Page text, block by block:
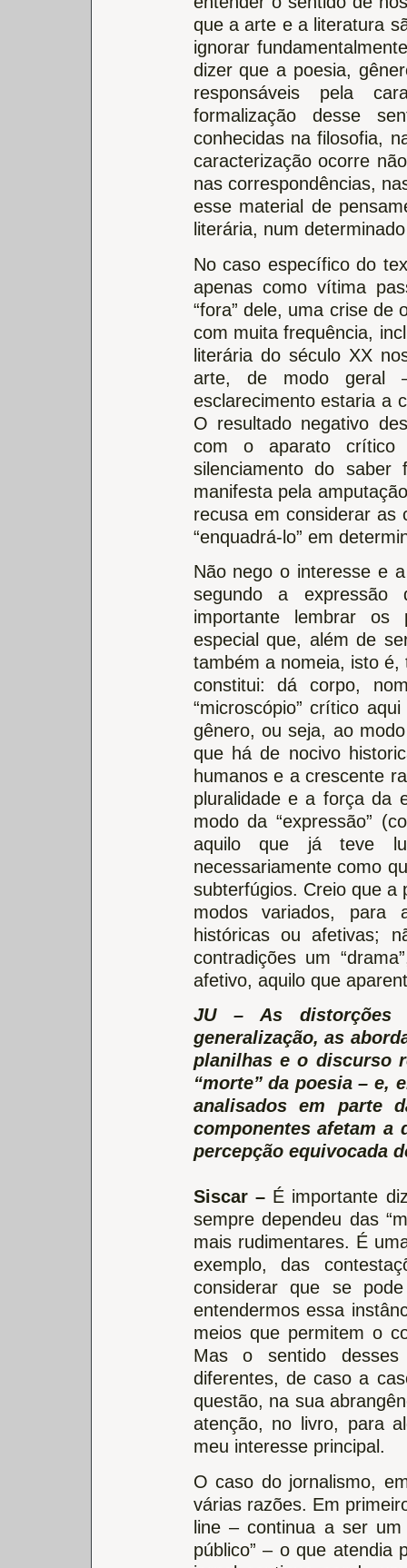
que a arte e a literatura
ignorar
dizer que a poesia,
responsáveis pela
formalização desse
conhecidas na filosofia,
caracterização ocorre
nas correspondências,
esse material de
literária, num
No caso específico do
apenas como vítima
“fora” dele, uma crise de
com muita frequência,
literária do século XX
arte, de modo geral
esclarecimento estaria a
O resultado negativo
com o aparato crítico
silenciamento do saber
manifesta pela
recusa em considerar as
“enquadrá-lo” em
Não nego o interesse e
segundo a
importante lembrar os
especial que, além de
também a nomeia, isto
constitui: dá corpo,
“microscópio” crítico
gênero, ou seja, ao
que há de nocivo
humanos e a crescente
pluralidade e a força da
modo da “expressão”
aquilo que já teve
necessariamente como
subterfúgios. Creio que a
modos variados, para
históricas ou afetivas;
contradições um
afetivo, aquilo que
JU – As distorções
generalização, as
planilhas e o discurso
“morte” da poesia – e,
analisados em parte
componentes afetam a
percepção equivocada
Siscar –É importante
sempre dependeu das
mais rudimentares. É
exemplo, das
considerar que se
entendermos essa
meios que permitem o
Mas o sentido desses
diferentes, de caso a
questão, na sua
atenção, no livro, para
meu interesse principal.
O caso do jornalismo,
várias razões. Em
line – continua a ser um
público” – o que atendia